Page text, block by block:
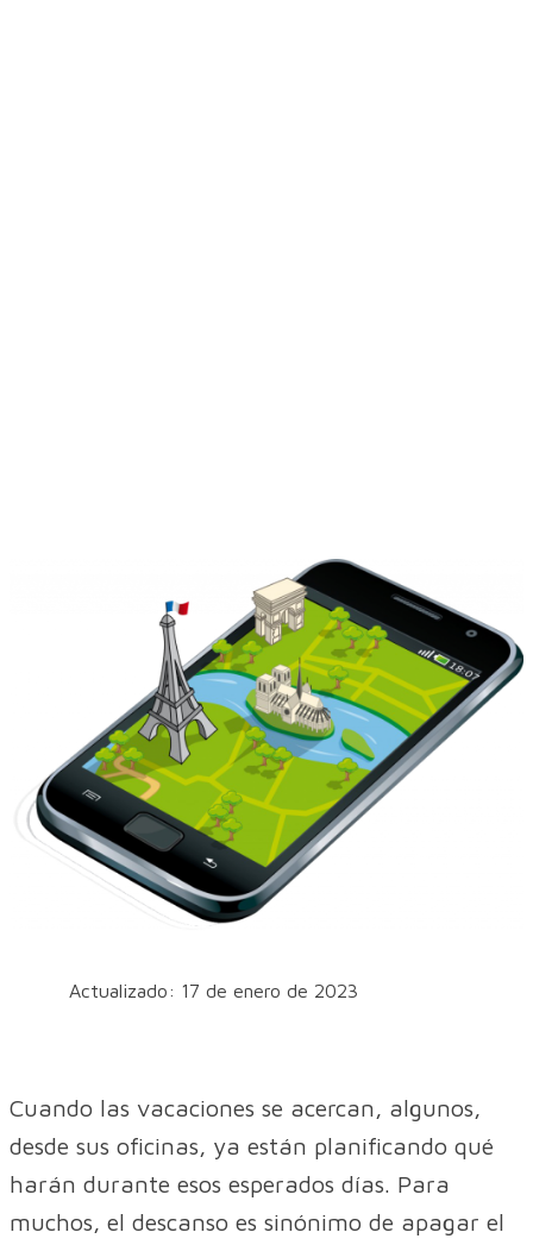
Actualizado: 17 de enero de 2023
Cuando las vacaciones se acercan, algunos,
desde sus oficinas, ya están planificando qué
harán durante esos esperados días. Para
muchos, el descanso es sinónimo de apagar el